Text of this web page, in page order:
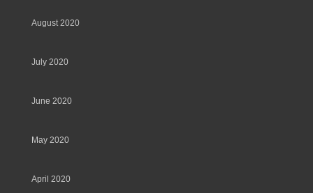
August 2020
July 2020
June 2020
May 2020
April 2020